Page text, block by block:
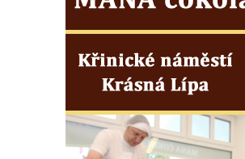
Rumburku
Pamětní deska piaristické koleje ve Slaném
Pamětní deska rekonstrukce předmostí
Masarykova mostu v Mostní ulici v
Pamětní deska stavby Masarykova mostu v
Mostní ulici v Kralupech nad Vltavou